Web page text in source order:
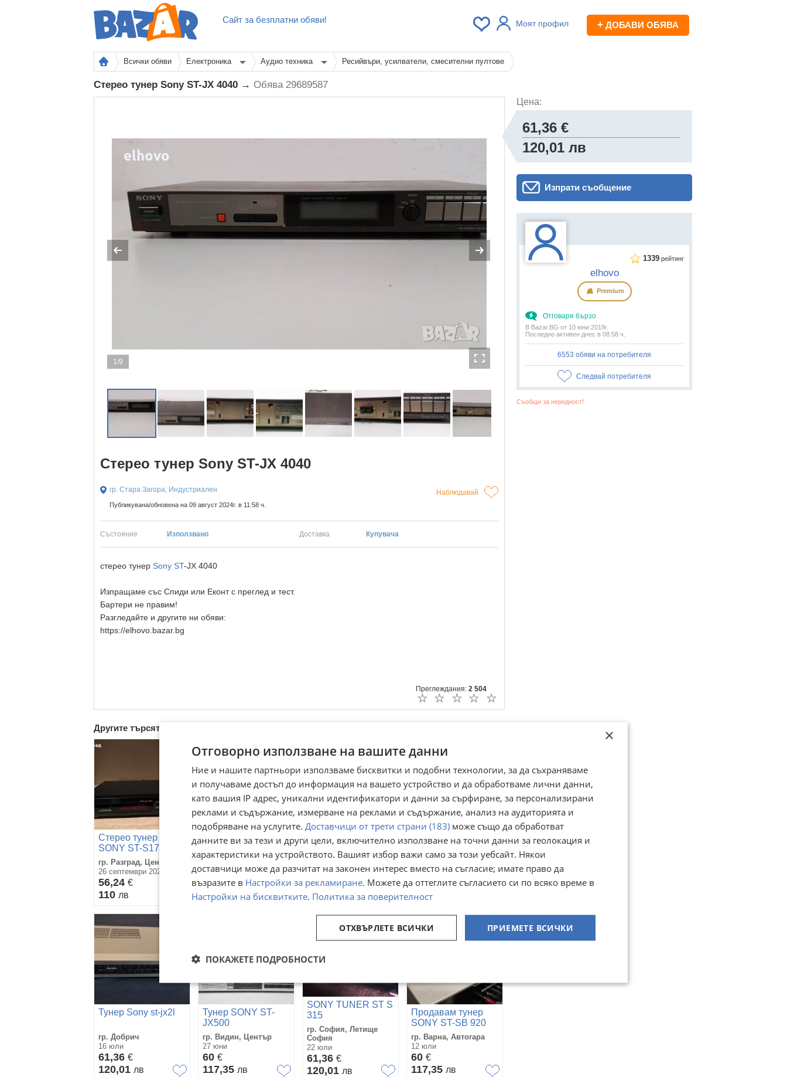
Сайт за безплатни обяви! Моят профил + ДОБАВИ ОБЯВА
Всички обяви Електроника Аудио техника Ресийвъри, усилватели, смесителни пултове
Стерео тунер Sony ST-JX 4040 → Обява 29689587
1/9
Стерео тунер Sony ST-JX 4040
гр. Стара Загора, Индустриален Наблюдавай
Публикувана/обновена на 09 август 2024г. в 11:58 ч.
Състояние Използвано Доставка Купувача
стерео тунер Sony ST-JX 4040
Изпращаме със Спиди или Еконт с преглед и тест.
Бартери не правим!
Разгледайте и другите ни обяви:
https://elhovo.bazar.bg
Преглеждания: 2 504
☆
☆
☆
☆
☆
Другите търсят също
Стерео тунер
SONY ST-S170
гр. Разград, Център
26 септември 2025г.
56,24 €
110 лв
Стерео тунер
X302L
гр. Разград, Център
26 септември 2025г.
56,24€
110лв
Тунер SONY ST-
S215
20 юли
56,24€
110лв
Тунер SONY ST-
22 юли
56,24€
110лв
Тунер Sony st-jx2l
гр. Добрич
16 юли
61,36 €
120,01 лв
Тунер SONY ST-
JX500
гр. Видин, Център
27 юни
60 €
117,35 лв
SONY TUNER ST S
315
гр. София, Летище
София
22 юли
61,36 €
120,01 лв
Продавам тунер
SONY ST-SB 920
гр. Варна, Автогара
12 юли
60 €
117,35 лв
Цена:
61,36 €
120,01 лв
Изпрати съобщение
1339 рейтинг
elhovo
Premium
Отговаря бързо
В Bazar.BG от 10 юни 2019г.
Последно активен днес в 08:58 ч.
6553 обяви на потребителя
Следвай потребителя
Съобщи за нередност!
×
Отговорно използване на вашите данни
Ние и нашите партньори използваме бисквитки и подобни технологии, за да съхраняваме
и получаваме достъп до информация на вашето устройство и да обработваме лични данни,
като вашия IP адрес, уникални идентификатори и данни за сърфиране, за персонализирани
реклами и съдържание, измерване на реклами и съдържание, анализ на аудиторията и
подобряване на услугите. Доставчици от трети страни (183) може също да обработват
данните ви за тези и други цели, включително използване на точни данни за геолокация и
характеристики на устройството. Вашият избор важи само за този уебсайт. Някои
доставчици може да разчитат на законен интерес вместо на съгласие; имате право да
възразите в Настройки за рекламиране. Можете да оттеглите съгласието си по всяко време в
Настройки на бисквитките. Политика за поверителност
ПРИЕМЕТЕ ВСИЧКИ
ОТХВЪРЛЕТЕ ВСИЧКИ
ПОКАЖЕТЕ ПОДРОБНОСТИ